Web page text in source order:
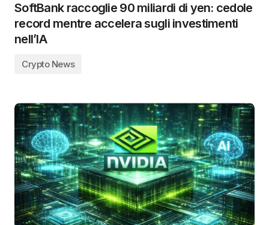
SoftBank raccoglie 90 miliardi di yen: cedole
record mentre accelera sugli investimenti
nell’IA
Crypto News